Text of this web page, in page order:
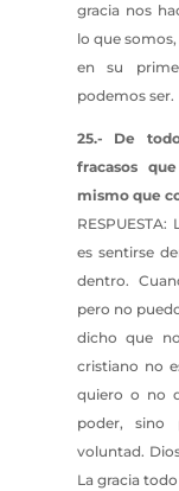
gracia nos
lo que
en su
podemos ser.
25.- De
fracasos
mismo que
es sentirse
dentro.
pero no
dicho que
cristiano no
quiero o no
poder, sino
voluntad.
La gracia